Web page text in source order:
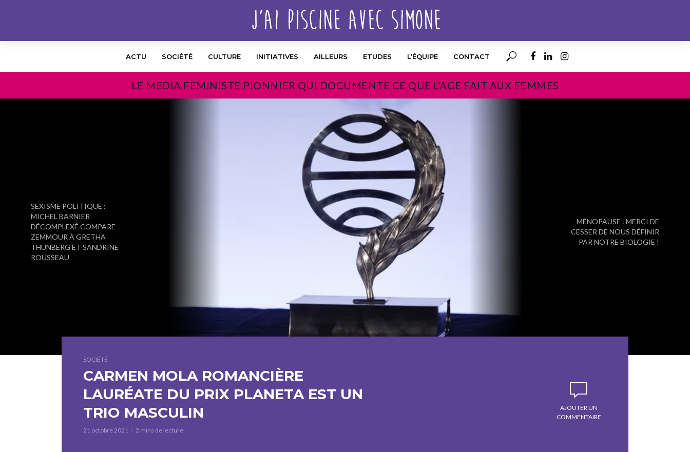
ACTU SOCIÉTÉ CULTURE INITIATIVES AILLEURS ETUDES L’ÉQUIPE CONTACT
LE MEDIA FEMINISTE PIONNIER QUI DOCUMENTE CE QUE L’AGE FAIT AUX FEMMES
SEXISME POLITIQUE :
MICHEL BARNIER
DÉCOMPLEXÉ COMPARE
ZEMMOUR À GRETHA
THUNBERG ET SANDRINE
ROUSSEAU
MÉNOPAUSE : MERCI DE
CESSER DE NOUS DÉFINIR
PAR NOTRE BIOLOGIE !
SOCIÉTÉ
CARMEN MOLA ROMANCIÈRE
LAURÉATE DU PRIX PLANETA EST UN
TRIO MASCULIN
21 octobre 2021 2 mins de lecture
AJOUTER UN
COMMENTAIRE